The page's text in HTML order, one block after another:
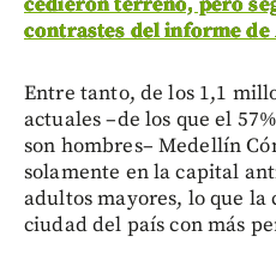
contrastes del informe de
Entre tanto, de los 1,1
actuales –de los que el
son hombres– Medellín
solamente en la capital
adultos mayores, lo que la
ciudad del país con más